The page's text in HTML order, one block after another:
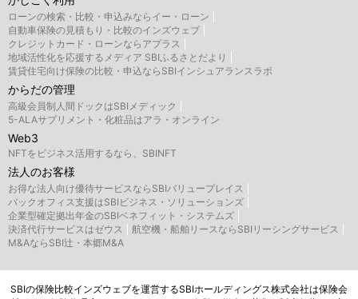
ローンの検索・比較・申込みならイー・ローン
自動車保険の見積もり・比較のインズウェブ
クレジットカード・ローンならアプラス
地域活性化を応援するメディア SBIふるさとだより
賃貸住宅向け保険の比較・申込ならSBIインシュアランスラボ
からだの管理
高級会員制人間ドックはSBIメディック
5-ALAサプリメント・化粧品はアラ・オンライン
Web3
NFTをビジネス活用するなら、SBINFT
法人のお客様
お得な法人向け優待サービスならSBIバリュープレイス
バックオフィス支援はSBIビジネス・ソリューションズ
企業型確定拠出年金のSBIベネフィット・システムズ
決済代行サービスはゼウス
航空機・船舶リースならSBIリーシングサービス
M&AならSBI辻・本郷M&A
SBIの保険比較インズウェブを運営するSBIホールディングス株式会社は保険会